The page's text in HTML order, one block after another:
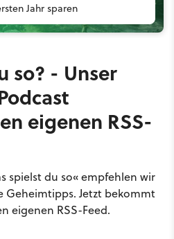
Jahr sparen
so? - Unser
eigenen RSS-
spielst du so« empfehlen wir
Geheimtipps. Jetzt bekommt
eigenen RSS-Feed.